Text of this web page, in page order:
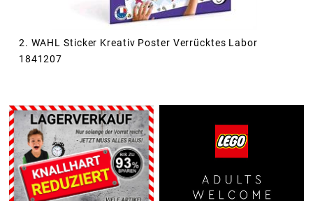
2. WAHL Sticker Kreativ Poster Verrücktes Labor
1841207